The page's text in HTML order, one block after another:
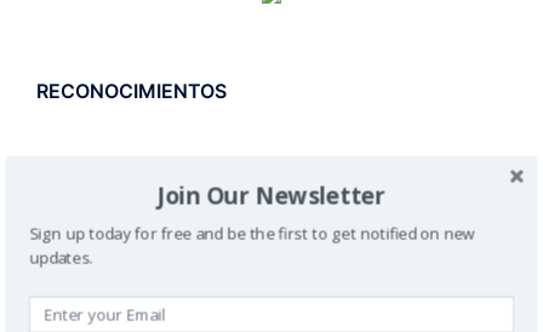
RECONOCIMIENTOS
Join Our Newsletter
Sign up today for free and be the first to get notified on new
updates.